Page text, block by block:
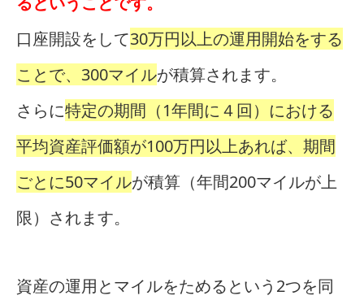
口座開設をして30万円以上の運用開始をする
ことで、300マイルが積算されます。
さらに特定の期間（1年間に４回）における
平均資産評価額が100万円以上あれば、期間
ごとに50マイルが積算（年間200マイルが上
限）されます。
資産の運用とマイルをためるという2つを同